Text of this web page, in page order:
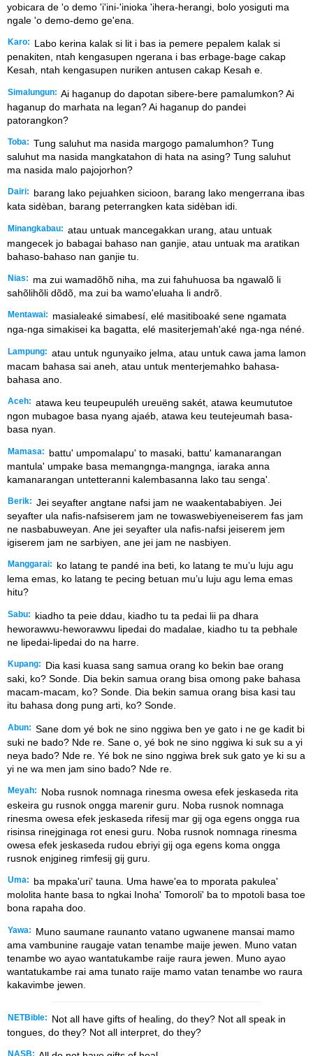
yobicara de 'o demo 'i'ini-'inioka 'ihera-herangi, bolo yosiguti ma
ngale 'o demo-demo ge'ena.
Karo:
Labo kerina kalak si lit i bas ia pemere pepalem kalak si
penakiten, ntah kengasupen ngerana i bas erbage-bage cakap
Kesah, ntah kengasupen nuriken antusen cakap Kesah e.
Simalungun: Ai haganup do dapotan sibere-bere pamalumkon? Ai
haganup do marhata na legan? Ai haganup do pandei
patorangkon?
Toba: Tung saluhut ma nasida margogo pamalumhon? Tung
saluhut ma nasida mangkatahon di hata na asing? Tung saluhut
ma nasida malo pajojorhon?
Dairi:
barang lako pejuahken sicioon, barang lako mengerrana ibas
kata sidèban, barang peterrangken kata sidèban idi.
Minangkabau: atau untuak mancegakkan urang, atau untuak
mangecek jo babagai bahaso nan ganjie, atau untuak ma aratikan
bahaso-bahaso nan ganjie tu.
Nias:
ma zui wamadõhõ niha, ma zui fahuhuosa ba ngawalõ li
sahõlihõli dõdõ, ma zui ba wamo'eluaha li andrõ.
Mentawai:
masialeaké simabesí, elé masitiboaké sene ngamata
nga-nga simakisei ka bagatta, elé masiterjemah'aké nga-nga néné.
Lampung: atau untuk ngunyaiko jelma, atau untuk cawa jama lamon
macam bahasa sai aneh, atau untuk menterjemahko bahasa-
bahasa ano.
Aceh: atawa keu teupeupuléh ureuëng sakét, atawa keumututoe
ngon mubagoe basa nyang ajaéb, atawa keu teutejeumah basa-
basa nyan.
Mamasa:
battu' umpomalapu' to masaki, battu' kamanarangan
mantula' umpake basa memangnga-mangnga, iaraka anna
kamanarangan untetteranni kalembasanna lako tau senga'.
Berik: Jei seyafter angtane nafsi jam ne waakentababiyen. Jei
seyafter ula nafis-nafsiserem jam ne towaswebiyeneiserem fas jam
ne nasbabuweyan. Ane jei seyafter ula nafis-nafsi jeiserem jem
igiserem jam ne sarbiyen, ane jei jam ne nasbiyen.
Manggarai:
ko latang te pandé ina beti, ko latang te mu’u luju agu
lema emas, ko latang te pecing betuan mu’u luju agu lema emas
hitu?
Sabu:
kiadho ta peie ddau, kiadho tu ta pedai lii pa dhara
heworawwu-heworawwu lipedai do madalae, kiadho tu ta pebhale
ne lipedai-lipedai do na harre.
Kupang:
Dia kasi kuasa sang samua orang ko bekin bae orang
saki, ko? Sonde. Dia bekin samua orang bisa omong pake bahasa
macam-macam, ko? Sonde. Dia bekin samua orang bisa kasi tau
itu bahasa dong pung arti, ko? Sonde.
Abun: Sane dom yé bok ne sino nggiwa ben ye gato i ne ge kadit bi
suki ne bado? Nde re. Sane o, yé bok ne sino nggiwa ki suk su a yi
neya bado? Nde re. Yé bok ne sino nggiwa brek suk gato ye ki su a
yi ne wa men jam sino bado? Nde re.
Meyah:
Noba rusnok nomnaga rinesma owesa efek jeskaseda rita
eskeira gu rusnok ongga marenir guru. Noba rusnok nomnaga
rinesma owesa efek jeskaseda rifesij mar gij oga egens ongga rua
risinsa rinejginaga rot enesi guru. Noba rusnok nomnaga rinesma
owesa efek jeskaseda rudou ebriyi gij oga egens koma ongga
rusnok enjgineg rimfesij gij guru.
Uma:
ba mpaka'uri' tauna. Uma hawe'ea to mporata pakulea'
mololita hante basa to ngkai Inoha' Tomoroli' ba to mpotoli basa toe
bona rapaha doo.
Yawa:
Muno saumane raunanto vatano ugwanene mansai mamo
ama vambunine raugaje vatan tenambe maije jewen. Muno vatan
tenambe wo ayao wantatukambe raije raura jewen. Muno ayao
wantatukambe rai ama tunato raije mamo vatan tenambe wo raura
kakavimbe jewen.
NETBible:
Not all have gifts of healing, do they? Not all speak in
tongues, do they? Not all interpret, do they?
NASB: